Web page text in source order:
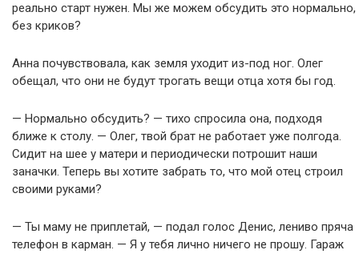
реально старт нужен. Мы же можем обсудить это нормально,
без криков?
Анна почувствовала, как земля уходит из-под ног. Олег
обещал, что они не будут трогать вещи отца хотя бы год.
— Нормально обсудить? — тихо спросила она, подходя
ближе к столу. — Олег, твой брат не работает уже полгода.
Сидит на шее у матери и периодически потрошит наши
заначки. Теперь вы хотите забрать то, что мой отец строил
своими руками?
— Ты маму не приплетай, — подал голос Денис, лениво пряча
телефон в карман. — Я у тебя лично ничего не прошу. Гараж